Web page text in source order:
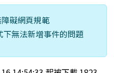
礙網頁規範
無法新增事件的問題